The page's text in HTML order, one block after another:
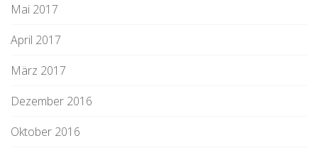
Mai 2017
April 2017
März 2017
Dezember 2016
Oktober 2016